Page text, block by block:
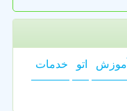
آموزش اتو خدمات